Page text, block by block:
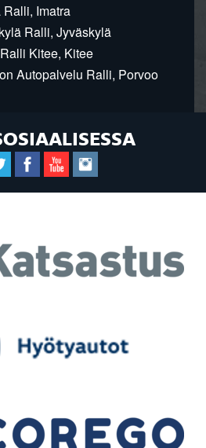
Imatra
Ralli, Jyväskylä
Kitee, Kitee
Autopalvelu Ralli, Porvoo